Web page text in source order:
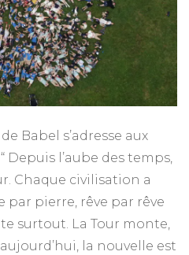
d’Unité
–
GCU
2025
Babel s’adresse aux
Depuis l’aube des temps,
Chaque civilisation a
par pierre, rêve par rêve
surtout. La Tour monte,
la nouvelle est